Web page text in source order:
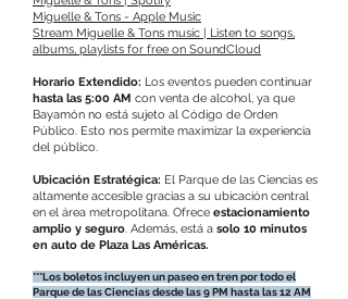
‎Miguelle & Tons - Apple Music
Stream Miguelle & Tons music | Listen to songs,
albums, playlists for free on SoundCloud
Horario Extendido: Los eventos pueden continuar
hasta las 5:00 AM con venta de alcohol, ya que
Bayamón no está sujeto al Código de Orden
Público. Esto nos permite maximizar la experiencia
del público.
Ubicación Estratégica: El Parque de las Ciencias es
altamente accesible gracias a su ubicación central
en el área metropolitana. Ofrece estacionamiento
amplio y seguro. Además, está a solo 10 minutos
en auto de Plaza Las Américas.
***Los boletos incluyen un paseo en tren por todo el
Parque de las Ciencias desde las 9 PM hasta las 12 AM